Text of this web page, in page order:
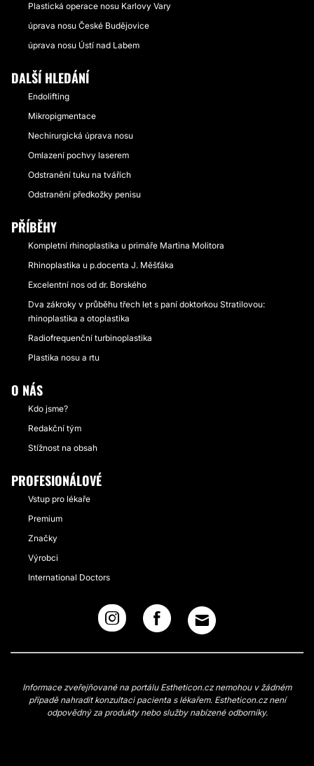
Plastická operace nosu Karlovy Vary
úprava nosu České Budějovice
úprava nosu Ústí nad Labem
DALŠÍ HLEDÁNÍ
Endolifting
Mikropigmentace
Nechirurgická úprava nosu
Omlazení pochvy laserem
Odstranění tuku na tvářích
Odstranění předkožky penisu
PŘÍBĚHY
Kompletní rhinoplastika u primáře Martina Molitora
Rhinoplastika u p.docenta J. Měšťáka
Excelentní nos od dr. Borského
Dva zákroky v průběhu třech let s paní doktorkou Stratilovou:
rhinoplastika a otoplastika
Radiofrequenční turbinoplastika
Plastika nosu a rtu
O NÁS
Kdo jsme?
Redakční tým
Stížnost na obsah
PROFESIONÁLOVÉ
Vstup pro lékaře
Premium
Značky
Výrobci
International Doctors
Informace zveřejňované na portálu Estheticon.cz nemohou v žádném
případě nahradit konzultaci pacienta s lékařem. Estheticon.cz není
odpovědný za produkty nebo služby nabízené odborníky.